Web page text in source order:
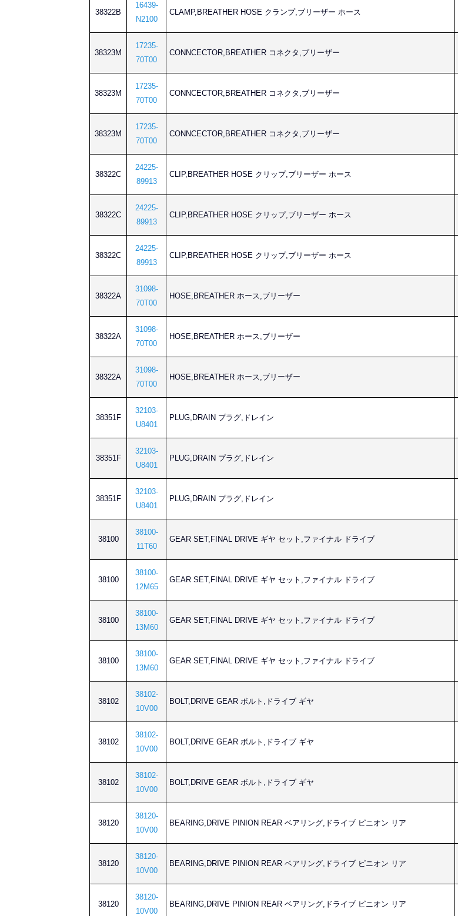
38322B
16439-
N2100
CLAMP,BREATHER HOSE クランプ,ブリーザー ホース
38323M
17235-
70T00
CONNCECTOR,BREATHER コネクタ,ブリーザー
38323M
17235-
70T00
CONNCECTOR,BREATHER コネクタ,ブリーザー
38323M
17235-
70T00
CONNCECTOR,BREATHER コネクタ,ブリーザー
38322C
24225-
89913
CLIP,BREATHER HOSE クリップ,ブリーザー ホース
38322C
24225-
89913
CLIP,BREATHER HOSE クリップ,ブリーザー ホース
38322C
24225-
89913
CLIP,BREATHER HOSE クリップ,ブリーザー ホース
38322A
31098-
70T00
HOSE,BREATHER ホース,ブリーザー
38322A
31098-
70T00
HOSE,BREATHER ホース,ブリーザー
38322A
31098-
70T00
HOSE,BREATHER ホース,ブリーザー
38351F
32103-
U8401
PLUG,DRAIN プラグ,ドレイン
38351F
32103-
U8401
PLUG,DRAIN プラグ,ドレイン
38351F
32103-
U8401
PLUG,DRAIN プラグ,ドレイン
38100
38100-
11T60
GEAR SET,FINAL DRIVE ギヤ セット,ファイナル ドライブ
38100
38100-
12M65
GEAR SET,FINAL DRIVE ギヤ セット,ファイナル ドライブ
38100
38100-
13M60
GEAR SET,FINAL DRIVE ギヤ セット,ファイナル ドライブ
38100
38100-
13M60
GEAR SET,FINAL DRIVE ギヤ セット,ファイナル ドライブ
38102
38102-
10V00
BOLT,DRIVE GEAR ボルト,ドライブ ギヤ
38102
38102-
10V00
BOLT,DRIVE GEAR ボルト,ドライブ ギヤ
38102
38102-
10V00
BOLT,DRIVE GEAR ボルト,ドライブ ギヤ
38120
38120-
10V00
BEARING,DRIVE PINION REAR ベアリング,ドライブ ピニオン リア
38120
38120-
10V00
BEARING,DRIVE PINION REAR ベアリング,ドライブ ピニオン リア
38120
38120-
10V00
BEARING,DRIVE PINION REAR ベアリング,ドライブ ピニオン リア